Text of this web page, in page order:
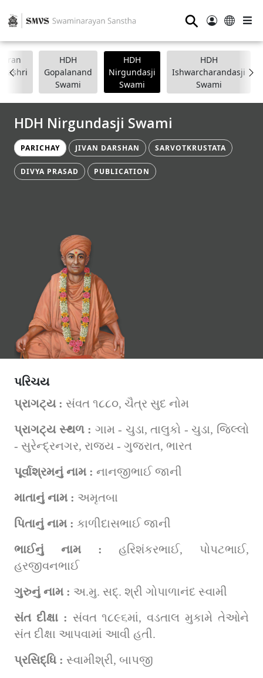
⚲
HDH
Gopalanand
Swami
HDH
Nirgundasji
Swami
HDH
Ishwarcharandasji
Swami
HDH Nirgundasji Swami
PARICHAY JIVAN DARSHAN SARVOTKRUSTATA
DIVYA PRASAD PUBLICATION
પરિચય
પ્રાગટ્ય : સંવત ૧૮૮૦, ચૈત્ર સુદ નોમ
પ્રાગટ્ય સ્થળ : ગામ - ચુડા, તાલુકો - ચુડા, જિલ્લો
- સુરેન્દ્રનગર, રાજ્ય - ગુજરાત, ભારત
પૂર્વાશ્રમનું નામ : નાનજીભાઈ જાની
માતાનું નામ : અમૃતબા
પિતાનું નામ : કાળીદાસભાઈ જાની
ભાઈનું નામ : હરિશંકરભાઈ, પોપટભાઈ,
હરજીવનભાઈ
ગુરુનું નામ : અ.મુ. સદ્. શ્રી ગોપાળાનંદ સ્વામી
સંત દીક્ષા : સંવત ૧૮૯૬માં, વડતાલ મુકામે તેઓને
સંત દીક્ષા આપવામાં આવી હતી.
પ્રસિદ્ધિ : સ્વામીશ્રી, બાપજી